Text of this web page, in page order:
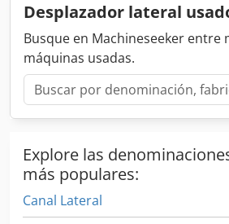
horquillas inferiores para un
incluso en ambientes polvorientos, y
amortiguación automática en fin de
proteger los perfiles del mástil.
1.300 mm Capacidad de carga: 5.000
Distancia de avance: 82 mm Centro
44 mm Peso: aprox. 156 kg Pintura:
Desplazador lateral
Busque en Machineseeker entre
máquinas usadas.
Explore las
más populares:
Canal Lateral